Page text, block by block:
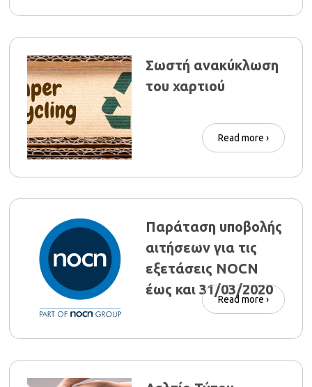
Σωστή ανακύκλωση
του χαρτιού
Read more ›
Παράταση υποβολής
αιτήσεων για τις
εξετάσεις NOCN
έως και 31/03/2020
Read more ›